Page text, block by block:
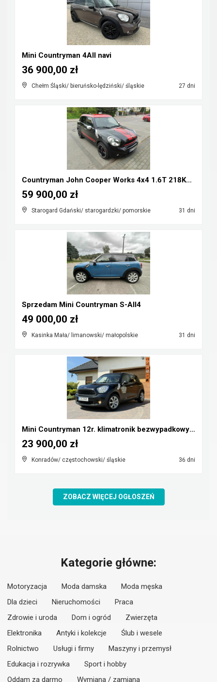
Mini Countryman 4All navi
Chełm Śląski/ bieruńsko-lędziński/ śląskie 27 dni
36 900,00 zł
Countryman John Cooper Works 4x4 1.6T 218KM Mozliw...
Starogard Gdański/ starogardzki/ pomorskie 31 dni
59 900,00 zł
Sprzedam Mini Countryman S-All4
Kasinka Mała/ limanowski/ małopolskie 31 dni
49 000,00 zł
Mini Countryman 12r. klimatronik bezwypadkowy Cz-w...
Konradów/ częstochowski/ śląskie 36 dni
23 900,00 zł
ZOBACZ WIĘCEJ OGŁOSZEŃ
Kategorie główne:
Motoryzacja Moda damska
Moda męska
Dla dzieci
Nieruchomości
Praca
Zdrowie i uroda
Dom i ogród
Zwierzęta
Elektronika
Antyki i kolekcje
Ślub i wesele
Rolnictwo
Usługi i firmy
Maszyny i przemysł
Edukacja i rozrywka
Sport i hobby
Oddam za darmo
Wymiana / zamiana